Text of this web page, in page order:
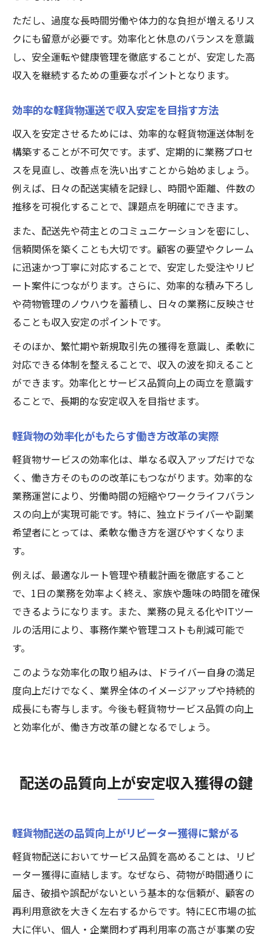
ただし、過度な長時間労働や体力的な負担が増えるリス
クにも留意が必要です。効率化と休息のバランスを意識
し、安全運転や健康管理を徹底することが、安定した高
収入を継続するための重要なポイントとなります。
効率的な軽貨物運送で収入安定を目指す方法
収入を安定させるためには、効率的な軽貨物運送体制を
構築することが不可欠です。まず、定期的に業務プロセ
スを見直し、改善点を洗い出すことから始めましょう。
例えば、日々の配送実績を記録し、時間や距離、件数の
推移を可視化することで、課題点を明確にできます。
また、配送先や荷主とのコミュニケーションを密にし、
信頼関係を築くことも大切です。顧客の要望やクレーム
に迅速かつ丁寧に対応することで、安定した受注やリピ
ート案件につながります。さらに、効率的な積み下ろし
や荷物管理のノウハウを蓄積し、日々の業務に反映させ
ることも収入安定のポイントです。
そのほか、繁忙期や新規取引先の獲得を意識し、柔軟に
対応できる体制を整えることで、収入の波を抑えること
ができます。効率化とサービス品質向上の両立を意識す
ることで、長期的な安定収入を目指せます。
軽貨物の効率化がもたらす働き方改革の実際
軽貨物サービスの効率化は、単なる収入アップだけでな
く、働き方そのものの改革にもつながります。効率的な
業務運営により、労働時間の短縮やワークライフバラン
スの向上が実現可能です。特に、独立ドライバーや副業
希望者にとっては、柔軟な働き方を選びやすくなりま
す。
例えば、最適なルート管理や積載計画を徹底すること
で、1日の業務を効率よく終え、家族や趣味の時間を確保
できるようになります。また、業務の見える化やITツー
ルの活用により、事務作業や管理コストも削減可能で
す。
このような効率化の取り組みは、ドライバー自身の満足
度向上だけでなく、業界全体のイメージアップや持続的
成長にも寄与します。今後も軽貨物サービス品質の向上
と効率化が、働き方改革の鍵となるでしょう。
配送の品質向上が安定収入獲得の鍵
軽貨物配送の品質向上がリピーター獲得に繋がる
軽貨物配送においてサービス品質を高めることは、リピ
ーター獲得に直結します。なぜなら、荷物が時間通りに
届き、破損や誤配がないという基本的な信頼が、顧客の
再利用意欲を大きく左右するからです。特にEC市場の拡
大に伴い、個人・企業問わず再利用率の高さが事業の安